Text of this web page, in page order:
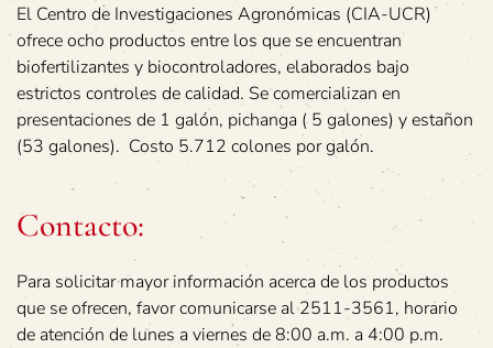
El Centro de Investigaciones Agronómicas (CIA-UCR)
ofrece ocho productos entre los que se encuentran
biofertilizantes y biocontroladores, elaborados bajo
estrictos controles de calidad. Se comercializan en
presentaciones de 1 galón, pichanga ( 5 galones) y estañon
(53 galones). Costo 5.712 colones por galón.
Contacto:
Para solicitar mayor información acerca de los productos
que se ofrecen, favor comunicarse al 2511-3561, horario
de atención de lunes a viernes de 8:00 a.m. a 4:00 p.m.